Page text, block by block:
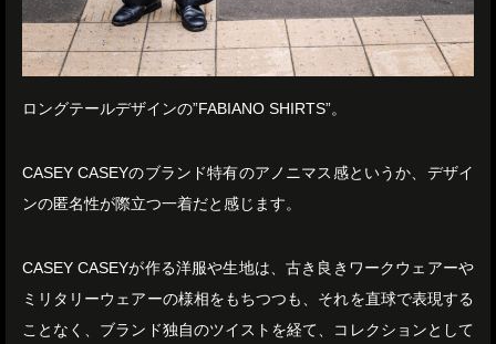
ロングテールデザインの”FABIANO SHIRTS”。
CASEY CASEYのブランド特有のアノニマス感というか、デザイ
ンの匿名性が際立つ一着だと感じます。
CASEY CASEYが作る洋服や生地は、古き良きワークウェアーや
ミリタリーウェアーの様相をもちつつも、それを直球で表現する
ことなく、ブランド独自のツイストを経て、コレクションとして